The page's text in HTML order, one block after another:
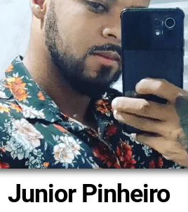
Junior Pinheiro